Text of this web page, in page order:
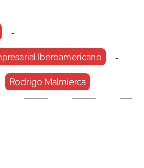
-
Iberoamericano -
Rodrigo Malmierca